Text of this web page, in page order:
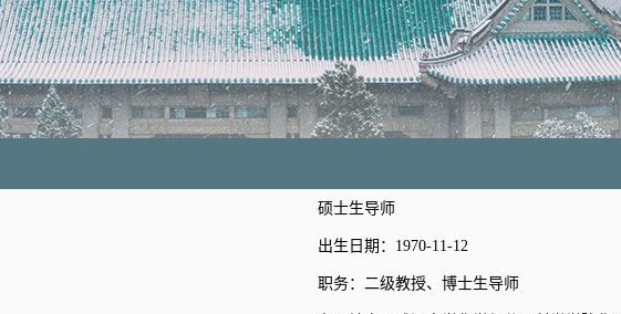
硕士生导师
出生日期：1970-11-12
职务：二级教授、博士生导师